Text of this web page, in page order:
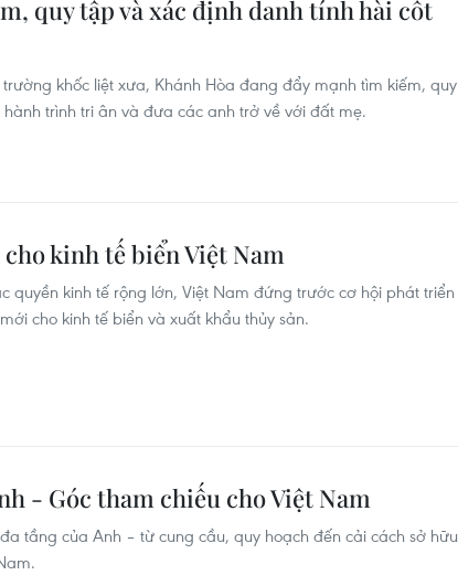
quy tập và xác định danh tính hài cốt
khốc liệt xưa, Khánh Hòa đang đẩy mạnh tìm kiếm, quy
trình tri ân và đưa các anh trở về với đất mẹ.
kinh tế biển Việt Nam
quyền kinh tế rộng lớn, Việt Nam đứng trước cơ hội phát triển
cho kinh tế biển và xuất khẩu thủy sản.
- Góc tham chiếu cho Việt Nam
tầng của Anh – từ cung cầu, quy hoạch đến cải cách sở hữu